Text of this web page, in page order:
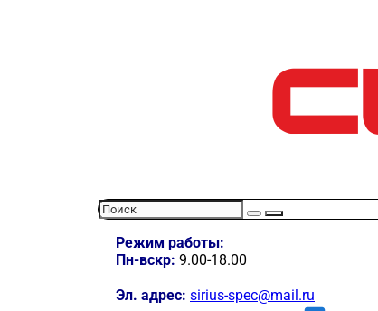
Режим работы:
Пн-вскр: 9.00-18.00
Эл. адрес: sirius-spec@mail.ru